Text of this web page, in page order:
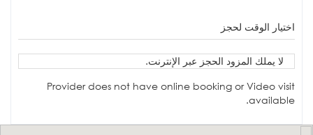
اختيار الوقت لحجز
لا يملك المزود الحجز عبر الإنترنت.
Provider does not have online booking or Video visit
available.